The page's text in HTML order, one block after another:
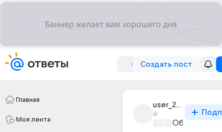
Создать пост
Главная
Моя лента
user_294538254
4г